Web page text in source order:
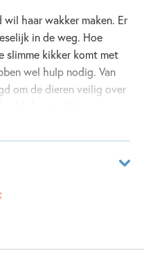
haar wakker maken. Er
in de weg. Hoe
slimme kikker komt met
wel hulp nodig. Van
om de dieren veilig over
te zingen. Zal het
overkant te komen? En
voor? Voor kinderen